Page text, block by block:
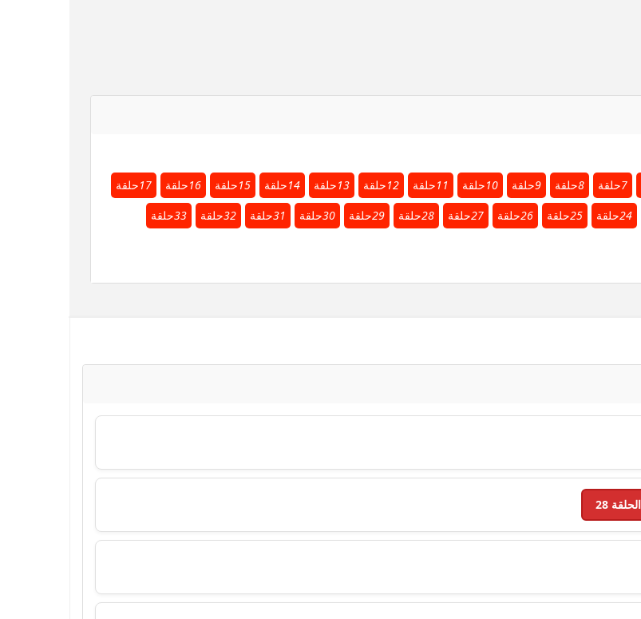
7حلقة 8حلقة 9حلقة 10حلقة 11حلقة 12حلقة 13حلقة 14حلقة 15حلقة 16حلقة 17حلقة
24حلقة 25حلقة 26حلقة 27حلقة 28حلقة 29حلقة 30حلقة 31حلقة 32حلقة 33حلقة